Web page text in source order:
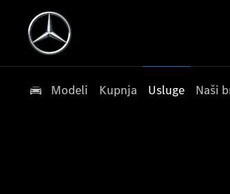
Modeli Kupnja Usluge Naši